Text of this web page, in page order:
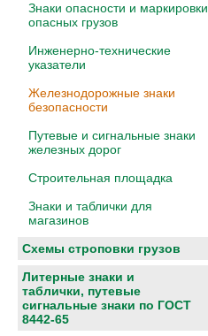
Знаки опасности и маркировки
опасных грузов
Инженерно-технические
указатели
Железнодорожные знаки
безопасности
Путевые и сигнальные знаки
железных дорог
Строительная площадка
Знаки и таблички для
магазинов
Схемы строповки грузов
Литерные знаки и
таблички, путевые
сигнальные знаки по ГОСТ
8442-65